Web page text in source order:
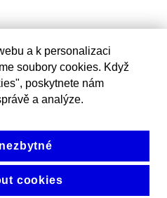
a k personalizaci
soubory cookies. Když
poskytnete nám
a analýze.
cookies